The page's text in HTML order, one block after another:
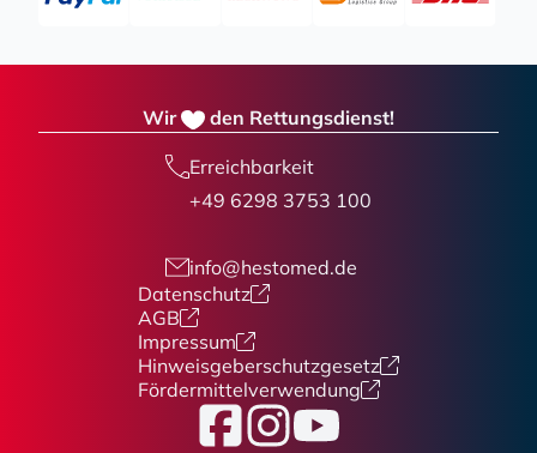
Wir den Rettungsdienst!
Erreichbarkeit
+49 6298 3753 100
info@hestomed.de
Datenschutz
AGB
Impressum
Hinweisgeberschutzgesetz
Fördermittelverwendung
FacebookInstagram
YouTube